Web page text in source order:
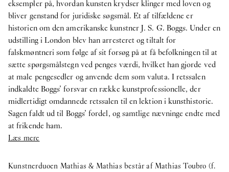
eksempler på, hvordan kunsten krydser klinger med loven og
bliver genstand for juridiske søgsmål. Et af tilfældene er
historien om den amerikanske kunstner J. S. G. Boggs. Under en
udstilling i London blev han arresteret og tiltalt for
falskmøntneri som følge af sit forsøg på at få befolkningen til at
sætte spørgsmålstegn ved penges værdi, hvilket han gjorde ved
at male pengesedler og anvende dem som valuta. I retssalen
indkaldte Boggs’ forsvar en række kunstprofessionelle, der
midlertidigt omdannede retssalen til en lektion i kunsthistorie.
Sagen faldt ud til Boggs’ fordel, og samtlige nævninge endte med
at frikende ham.
Læs mere
Kunstnerduoen Mathias & Mathias består af Mathias Toubro (f.